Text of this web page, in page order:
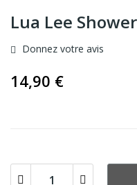
Lua Lee
Donnez votre avis
14,90 €